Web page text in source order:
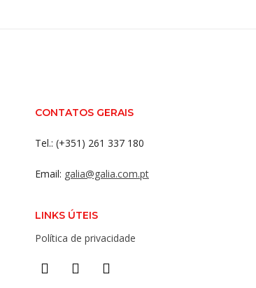
CONTATOS GERAIS
Tel.: (+351) 261 337 180
Email: galia@galia.com.pt
LINKS ÚTEIS
Política de privacidade